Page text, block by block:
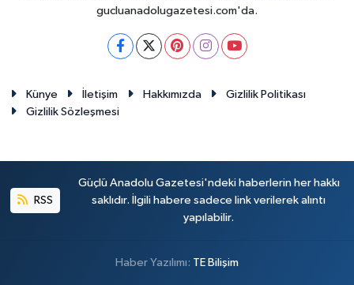
gucluanadolugazetesi.com'da.
Künye İletişim Hakkımızda
Gizlilik Politikası
Gizlilik Sözleşmesi
RSS
Güçlü Anadolu Gazetesi'ndeki haberlerin her hakkı
saklıdır. İlgili habere sadece link verilerek alıntı
yapılabilir.
Haber Yazılımı: TE Bilişim